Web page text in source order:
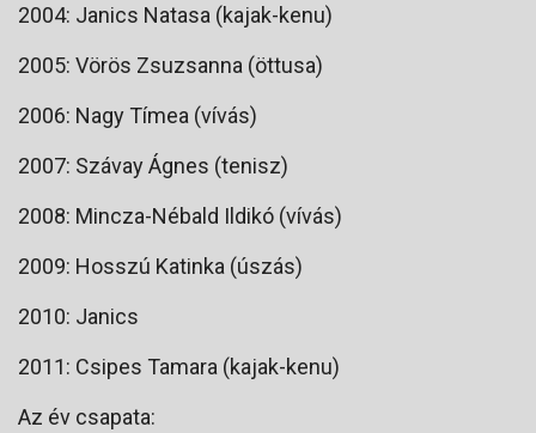
2004: Janics Natasa (kajak-kenu)
2005: Vörös Zsuzsanna (öttusa)
2006: Nagy Tímea (vívás)
2007: Szávay Ágnes (tenisz)
2008: Mincza-Nébald Ildikó (vívás)
2009: Hosszú Katinka (úszás)
2010: Janics
2011: Csipes Tamara (kajak-kenu)
Az év csapata: